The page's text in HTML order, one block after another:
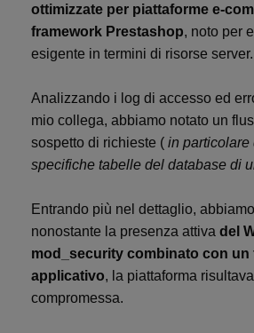
ottimizzate per piattaforme e-
framework Prestashop, noto per
esigente in termini di risorse server.
Analizzando i log di accesso ed
mio collega, abbiamo notato un
sospetto di richieste ( in particolare
specifiche tabelle del database di
Entrando più nel dettaglio,
nonostante la presenza attiva del
mod_security combinato con un
applicativo, la piattaforma
compromessa.